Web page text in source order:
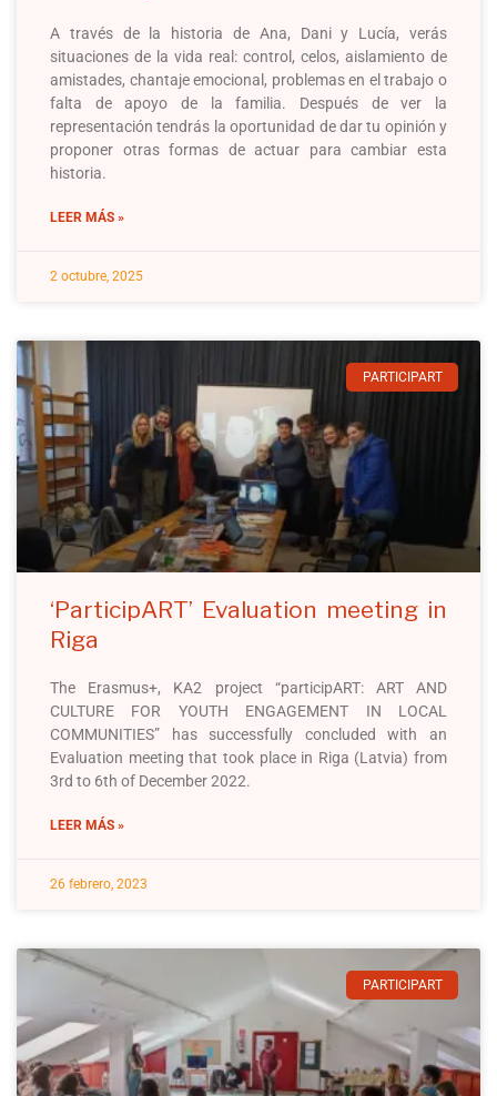
A través de la historia de Ana, Dani y Lucía, verás
situaciones de la vida real: control, celos, aislamiento de
amistades, chantaje emocional, problemas en el trabajo o
falta de apoyo de la familia. Después de ver la
representación tendrás la oportunidad de dar tu opinión y
proponer otras formas de actuar para cambiar esta
historia.
LEER MÁS »
2 octubre, 2025
PARTICIPART
‘ParticipART’ Evaluation meeting in
Riga
The Erasmus+, KA2 project “participART: ART AND
CULTURE FOR YOUTH ENGAGEMENT IN LOCAL
COMMUNITIES” has successfully concluded with an
Evaluation meeting that took place in Riga (Latvia) from
3rd to 6th of December 2022.
LEER MÁS »
26 febrero, 2023
PARTICIPART